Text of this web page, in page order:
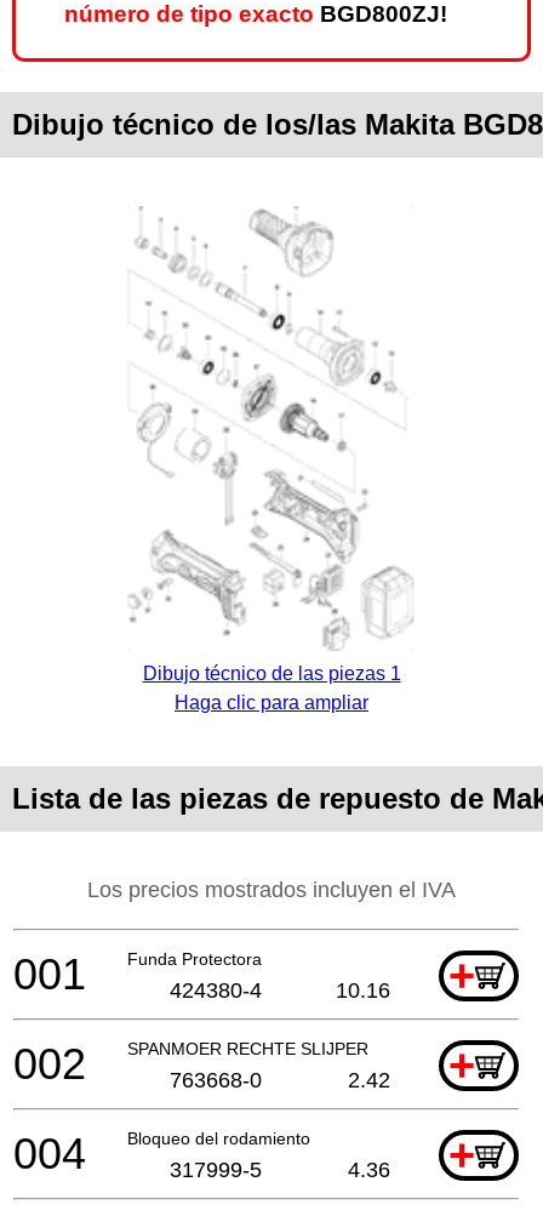
número de tipo exacto BGD800ZJ!
Dibujo técnico de los/las Makita
Dibujo técnico de las piezas 1
Haga clic para ampliar
Lista de las piezas de repuesto de
Los precios mostrados incluyen el IVA
Funda Protectora +
001 424380-4 10.16
SPANMOER RECHTE SLIJPER +
002 763668-0 2.42
Bloqueo del rodamiento +
004 317999-5 4.36